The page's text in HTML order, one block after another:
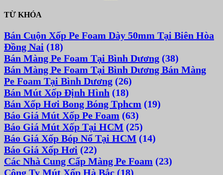
TỪ KHÓA
Bán Cuộn Xốp Pe Foam Dày 50mm Tại Biên Hòa
Đồng Nai (18)
Bán Màng Pe Foam Tại Bình Dương (38)
Bán Màng Pe Foam Tại Bình Dương Bán Màng
Pe Foam Tại Bình Dương (26)
Bán Mút Xốp Định Hình (18)
Bán Xốp Hơi Bong Bóng Tphcm (19)
Báo Giá Mút Xốp Pe Foam (63)
Báo Giá Mút Xốp Tại HCM (25)
Báo Giá Xốp Bóp Nổ Tại HCM (14)
Báo Giá Xốp Hơi (22)
Các Nhà Cung Cấp Màng Pe Foam (23)
Công Ty Mút Xốp Hà Bắc (18)